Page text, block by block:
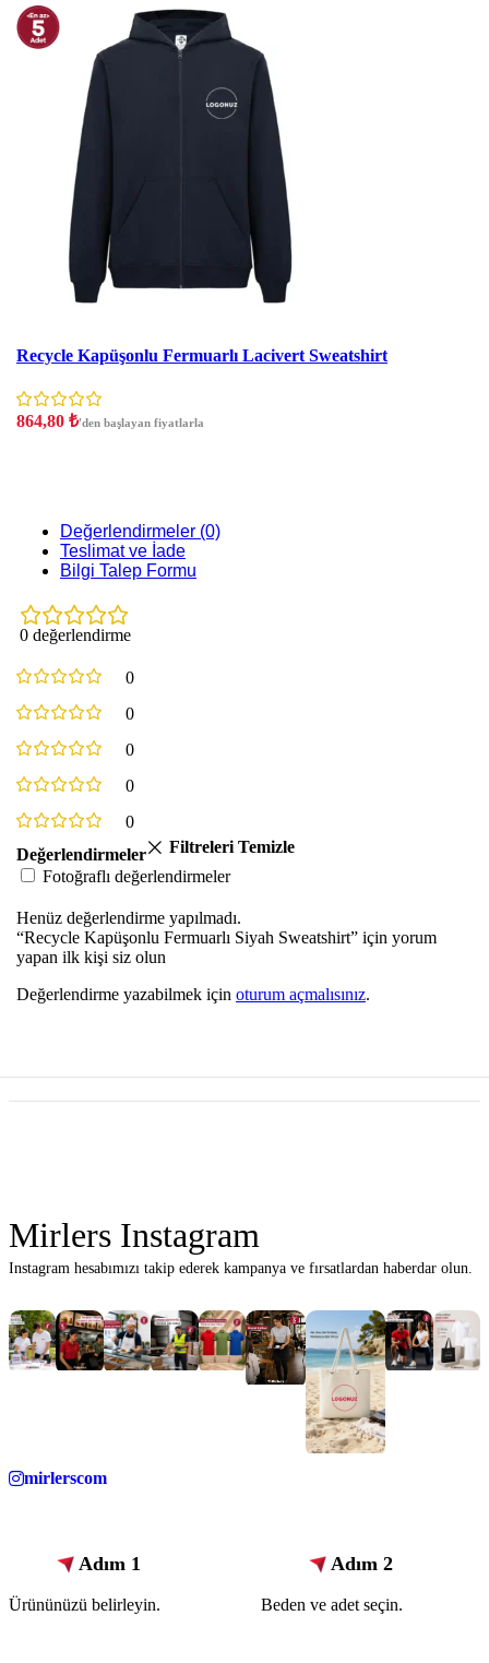
Recycle Kapüşonlu Fermuarlı Lacivert Sweatshirt
864,80 ₺'den başlayan fiyatlarla
Değerlendirmeler (0)
Teslimat ve İade
Bilgi Talep Formu
0 değerlendirme
0
0
0
0
0
Değerlendirmeler
Filtreleri Temizle
Fotoğraflı değerlendirmeler
Henüz değerlendirme yapılmadı.
“Recycle Kapüşonlu Fermuarlı Siyah Sweatshirt” için yorum
yapan ilk kişi siz olun
Değerlendirme yazabilmek için oturum açmalısınız.
Mirlers Instagram
Instagram hesabımızı takip ederek kampanya ve fırsatlardan haberdar olun.
mirlerscom
Adım 1
Ürününüzü belirleyin.
Adım 2
Beden ve adet seçin.